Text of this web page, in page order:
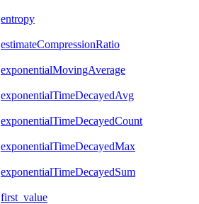
entropy
estimateCompressionRatio
exponentialMovingAverage
exponentialTimeDecayedAvg
exponentialTimeDecayedCount
exponentialTimeDecayedMax
exponentialTimeDecayedSum
first_value